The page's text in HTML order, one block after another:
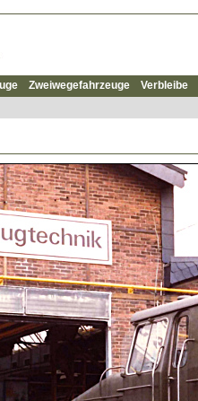
Zweiwegefahrzeuge Verbleibe